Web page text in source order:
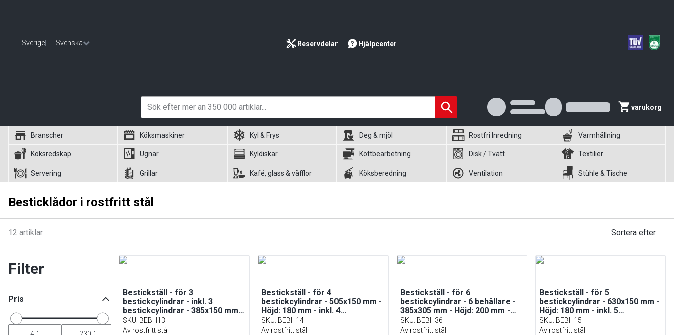
Sverige Svenska Reservdelar Hjälpcenter
varukorg
Branscher Köksmaskiner Kyl & Frys Deg & mjöl Rostfri Inredning Varmhållning
Köksredskap Ugnar Kyldiskar Köttbearbetning Disk / Tvätt Textilier
Servering Grillar Kafé, glass & våfflor Köksberedning Ventilation Stühle & Tische
Besticklådor i rostfritt stål
12 artiklar Sortera efter
Filter
Pris
Bestickställ - för 3
bestickcylindrar - inkl. 3
bestickcylindrar - 385x150 mm -
Höjd: 180 mm - rostfritt stål
SKU: BEBH13
Av rostfritt stål
Bestickställ - för 4
bestickcylindrar - 505x150 mm -
Höjd: 180 mm - inkl. 4
bestickcylindrar - rostfritt stål
SKU: BEBH14
Av rostfritt stål
Bestickställ - för 6
bestickcylindrar - 6 behållare -
385x305 mm - Höjd: 200 mm -
inkl. 6 bestickcylindrar - rostfritt
stål
SKU: BEBH36
Av rostfritt stål
Bestickställ - för 5
bestickcylindrar - 630x150 mm -
Höjd: 180 mm - inkl. 5
bestickcylindrar - rostfritt stål
SKU: BEBH15
Av rostfritt stål